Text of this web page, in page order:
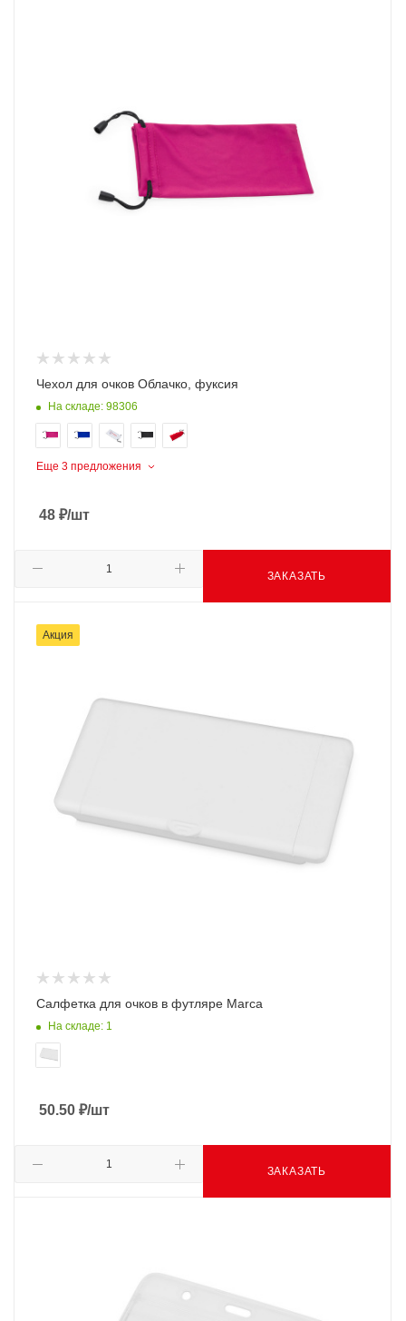
Чехол для очков Облачко, фуксия
На складе: 98306
Еще 3 предложения
48 ₽/шт
ЗАКАЗАТЬ
Акция
Салфетка для очков в футляре Marca
На складе: 1
50.50 ₽/шт
ЗАКАЗАТЬ